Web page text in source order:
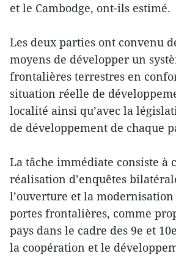
et le Cambodge, ont-ils estimé.
Les deux parties ont convenu
moyens de développer un
frontalières terrestres en
situation réelle de
localité ainsi qu’avec la
de développement de chaque
La tâche immédiate consiste à
réalisation d’enquêtes
l’ouverture et la modernisation
portes frontalières, comme
pays dans le cadre des 9e et
la coopération et le